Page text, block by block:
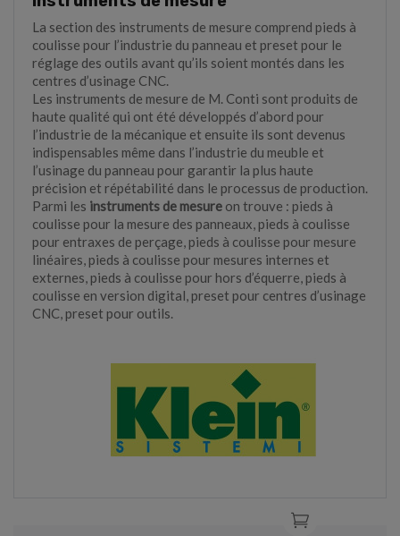
La section des instruments de mesure comprend pieds à
coulisse pour l’industrie du panneau et preset pour le
réglage des outils avant qu’ils soient montés dans les
centres d’usinage CNC.
Les instruments de mesure de M. Conti sont produits de
haute qualité qui ont été développés d’abord pour
l’industrie de la mécanique et ensuite ils sont devenus
indispensables même dans l’industrie du meuble et
l’usinage du panneau pour garantir la plus haute
précision et répétabilité dans le processus de production.
Parmi les instruments de mesure on trouve : pieds à
coulisse pour la mesure des panneaux, pieds à coulisse
pour entraxes de perçage, pieds à coulisse pour mesure
linéaires, pieds à coulisse pour mesures internes et
externes, pieds à coulisse pour hors d’équerre, pieds à
coulisse en version digital, preset pour centres d’usinage
CNC, preset pour outils.